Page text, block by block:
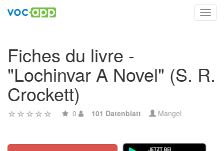
Fiches du livre -
"Lochinvar A Novel" (S. R.
Crockett)
0 101 Datenblatt Mangel